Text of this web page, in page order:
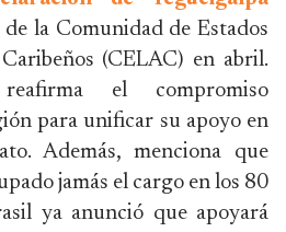
la Comunidad de Estados
(CELAC) en abril.
el compromiso
para unificar su apoyo en
Además, menciona que
jamás el cargo en los 80
ya anunció que apoyará